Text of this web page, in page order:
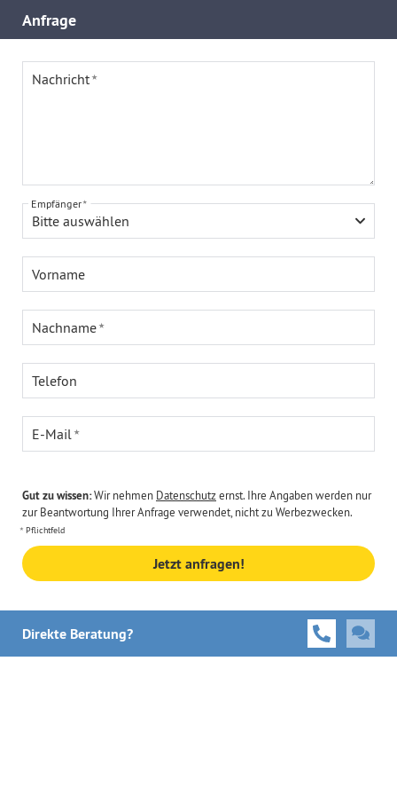
Anfrage
Nachricht
Bitte auswählen
Empfänger
Vorname
Nachname
Telefon
E-Mail
Gut zu wissen:Wir nehmen Datenschutzernst. Ihre Angaben werden nur
zur Beantwortung Ihrer Anfrage verwendet, nicht zu Werbezwecken.
Pflichtfeld
Jetzt anfragen!
Direkte Beratung?